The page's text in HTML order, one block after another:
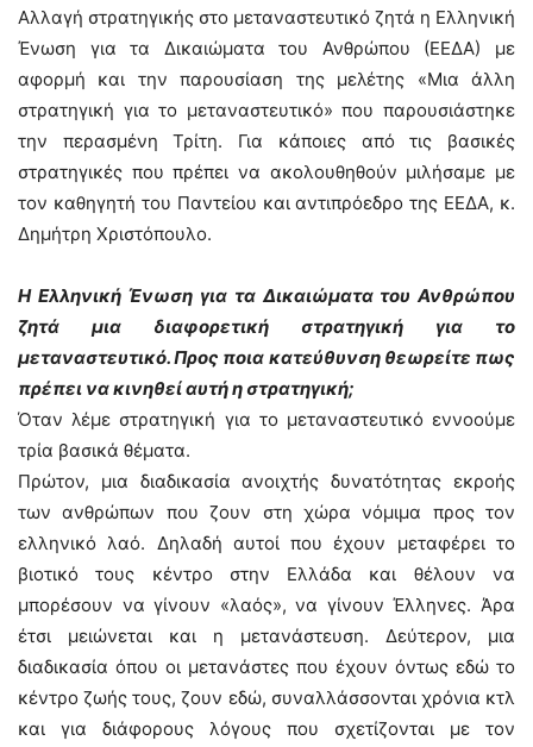
Αλλαγή στρατηγικής στο μεταναστευτικό ζητά η Ελληνική
Ένωση για τα Δικαιώματα του Ανθρώπου (ΕΕΔΑ) με
αφορμή και την παρουσίαση της μελέτης «Μια άλλη
στρατηγική για το μεταναστευτικό» που παρουσιάστηκε
την περασμένη Τρίτη. Για κάποιες από τις βασικές
στρατηγικές που πρέπει να ακολουθηθούν μιλήσαμε με
τον καθηγητή του Παντείου και αντιπρόεδρο της ΕΕΔΑ, κ.
Δημήτρη Χριστόπουλο.
Η Ελληνική Ένωση για τα Δικαιώματα του Ανθρώπου
ζητά μια διαφορετική στρατηγική για το
μεταναστευτικό. Προς ποια κατεύθυνση θεωρείτε πως
πρέπει να κινηθεί αυτή η στρατηγική;
Όταν λέμε στρατηγική για το μεταναστευτικό εννοούμε
τρία βασικά θέματα.
Πρώτον, μια διαδικασία ανοιχτής δυνατότητας εκροής
των ανθρώπων που ζουν στη χώρα νόμιμα προς τον
ελληνικό λαό. Δηλαδή αυτοί που έχουν μεταφέρει το
βιοτικό τους κέντρο στην Ελλάδα και θέλουν να
μπορέσουν να γίνουν «λαός», να γίνουν Έλληνες. Άρα
έτσι μειώνεται και η μετανάστευση. Δεύτερον, μια
διαδικασία όπου οι μετανάστες που έχουν όντως εδώ το
κέντρο ζωής τους, ζουν εδώ, συναλλάσσονται χρόνια κτλ
και για διάφορους λόγους που σχετίζονται με τον